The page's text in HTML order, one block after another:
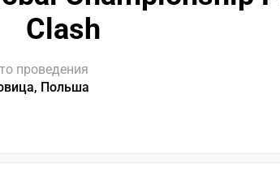
Clash
проведения
Польша